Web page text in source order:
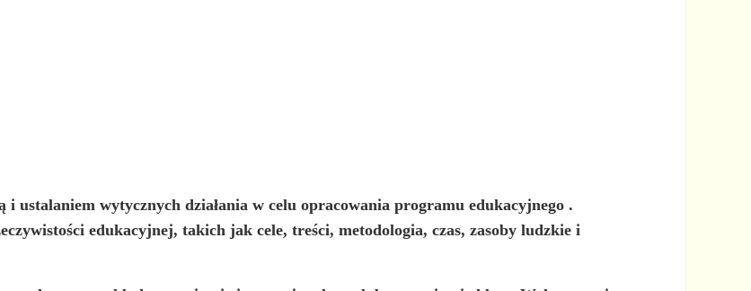
i ustalaniem wytycznych działania w celu opracowania programu edukacyjnego .
edukacyjnej, takich jak cele, treści, metodologia, czas, zasoby ludzkie i